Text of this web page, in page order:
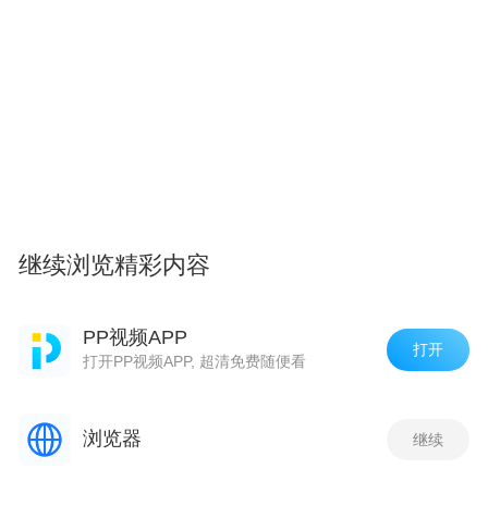
继续浏览精彩内容
PP视频APP
打开PP视频APP, 超清免费随便看
打开
浏览器 继续